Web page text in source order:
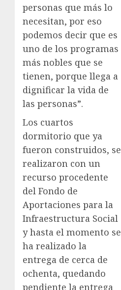
personas que más lo
necesitan, por eso
podemos decir que es
uno de los programas
más nobles que se
tienen, porque llega a
dignificar la vida de
las personas”.
Los cuartos
dormitorio que ya
fueron construidos, se
realizaron con un
recurso procedente
del Fondo de
Aportaciones para la
Infraestructura Social
y hasta el momento se
ha realizado la
entrega de cerca de
ochenta, quedando
pendiente la entrega